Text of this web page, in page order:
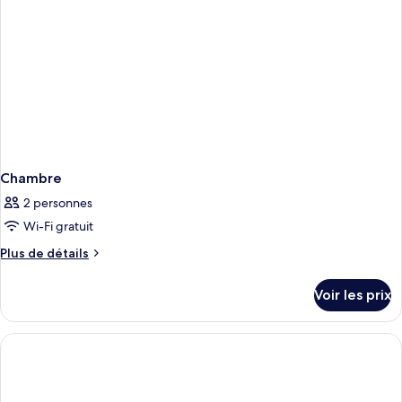
Chambre
2 personnes
Wi-Fi gratuit
Plus de détails
Plus
le
type
de
Voir les prix